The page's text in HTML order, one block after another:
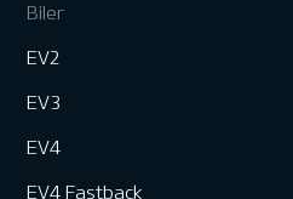
Biler
EV2
EV3
EV4
EV4 Fastback